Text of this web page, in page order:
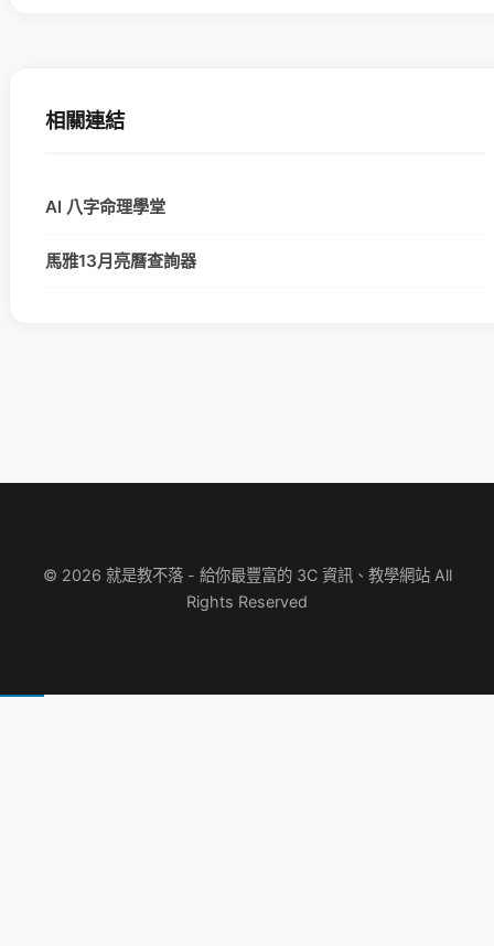
相關連結
AI 八字命理學堂
馬雅13月亮曆查詢器
© 2026 就是教不落 - 給你最豐富的 3C 資訊、教學網站 All
Rights Reserved